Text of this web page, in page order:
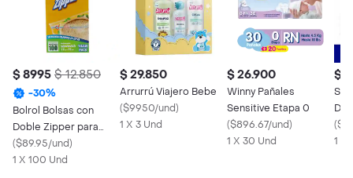
$ 8995 $ 12.850
-30%
Bolrol Bolsas con
Doble Zipper para
Sándwich
($89.95/und)
1 X 100 Und
$ 29.850
Arrurrú Viajero Bebe
($9950/und)
1 X 3 Und
$ 26.900
Winny Pañales
Sensitive Etapa 0
($896.67/und)
1 X 30 Und
$
(
1 X